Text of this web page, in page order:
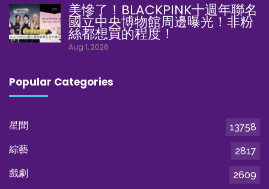
美慘了！BLACKPINK十週年聯名
國立中央博物館周邊曝光！非粉
絲都想買的程度！
Aug 1, 2026
Popular Categories
星聞
13758
綜藝
2817
戲劇
2609